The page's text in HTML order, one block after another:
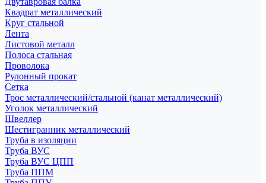
Квадрат металлический
Круг стальной
Лента
Листовой металл
Полоса стальная
Проволока
Рулонный прокат
Сетка
Трос металлический/стальной (канат металлический)
Уголок металлический
Швеллер
Шестигранник металлический
Труба в изоляции
Труба ВУС
Труба ВУС ЦПП
Труба ППМ